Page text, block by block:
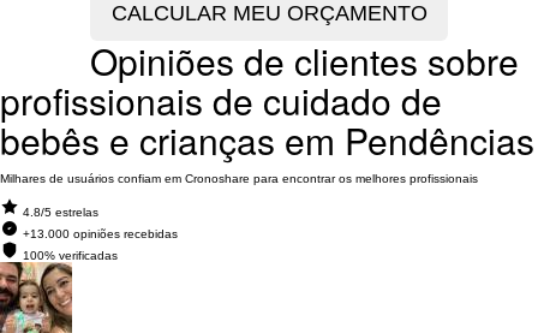
Opiniões de clientes sobre
profissionais de cuidado de
bebês e crianças em Pendências
Milhares de usuários confiam em Cronoshare para encontrar os melhores profissionais
4.8/5 estrelas
+13.000 opiniões recebidas
100% verificadas